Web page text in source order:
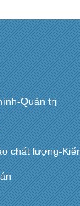
Quản trị
chất lượng-